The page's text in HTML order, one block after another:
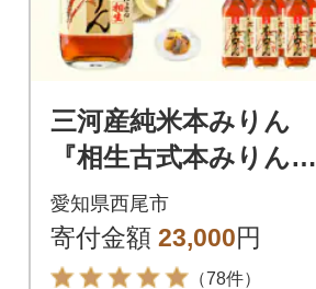
三河産純米本みりん
『相生古式本みりん』
6本セット・A008-23
愛知県西尾市
寄付金額 23,000円
（78件）